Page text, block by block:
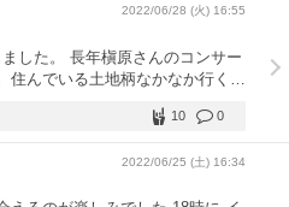
2022/06/28 (火) 16:55
した。 長年槇原さんのコンサー
住んでいる土地柄なかなか行くこ
でした、歌声も会場の周りの皆さ
賞しました。 グッズTシャツは購
ンサート中に着用している方は思
0
10
2022/06/25 (土) 16:34